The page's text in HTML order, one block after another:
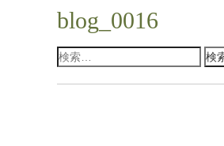
blog_0016
検